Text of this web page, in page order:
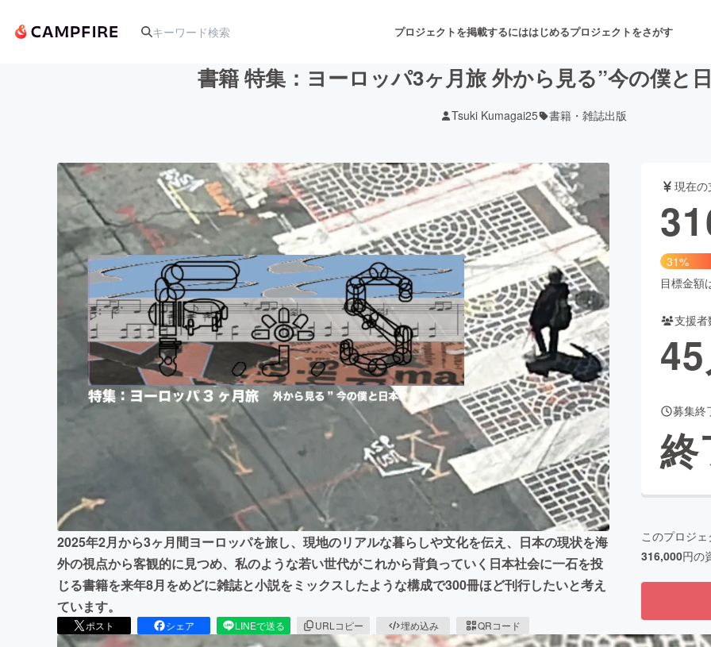
プロジェクトを掲載するにははじめるプロジェクトをさがす
アート・写真 音楽 舞台・パフォーマンス
テクノロジー・ガジェット ゲーム・サービス開発 フード・飲食店
映像・映画 書籍・雑誌出版 アニメ・漫画
ビジネス・起業 チャレンジ ビューティー・ヘルスケ
まちづくり・地域活性化
CAMPFIRE for Social GoodCAMPFIRE Creation
CAMPFIREふるさと納税machi-yaコミュニティ
書籍 特集：ヨーロッパ3ヶ月旅 外から見る”今の僕と
Tsuki Kumagai25 書籍・雑誌出版
2025年2月から3ヶ月間ヨーロッパを旅し、現地のリアルな暮らしや文化を伝え、日本の現状を海
外の視点から客観的に見つめ、私のような若い世代がこれから背負っていく日本社会に一石を投
じる書籍を来年8月をめどに雑誌と小説をミックスしたような構成で300冊ほど刊行したいと考え
ています。
ポスト シェア LINEで送る URLコピー 埋め込み QRコード
現在
31%
目標金額
支援者
45
募集終
終
このプロジェ
316,000円の